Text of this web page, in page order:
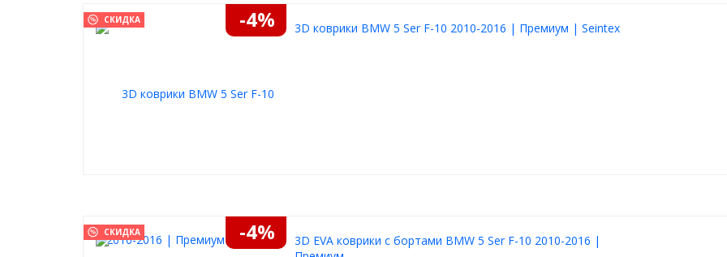
отлично удерживают пыль и влагу
легко чистятся
СКИДКА -4% 3D коврики BMW 5 Ser F-10 2010-2016 | Премиум | Seintex
СКИДКА -4%
3D EVA коврики с бортами BMW 5 Ser F-10 2010-2016 |